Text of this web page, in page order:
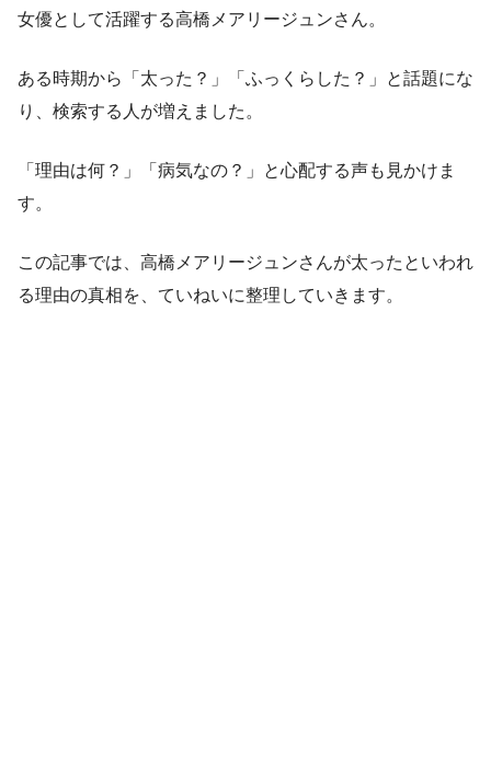
女優として活躍する高橋メアリージュンさん。
ある時期から「太った？」「ふっくらした？」と話題にな
り、検索する人が増えました。
「理由は何？」「病気なの？」と心配する声も見かけま
す。
この記事では、高橋メアリージュンさんが太ったといわれ
る理由の真相を、ていねいに整理していきます。